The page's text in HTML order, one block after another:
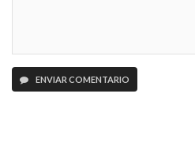
ENVIAR COMENTARIO